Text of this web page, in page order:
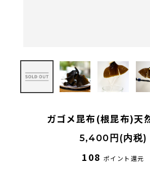
会員ページにログイン
お買い物ガイド
お問い合わせ
ガゴメ昆布(根昆布)天
5,400円(内税)
108ポイント還元